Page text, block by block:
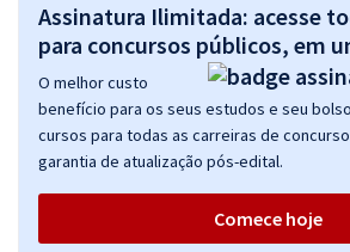
Assinatura Ilimitada: acesse
para concursos públicos, em
O melhor custo
benefício para os seus estudos e seu
cursos para todas as carreiras de
garantia de atualização pós-edital.
Comece hoje